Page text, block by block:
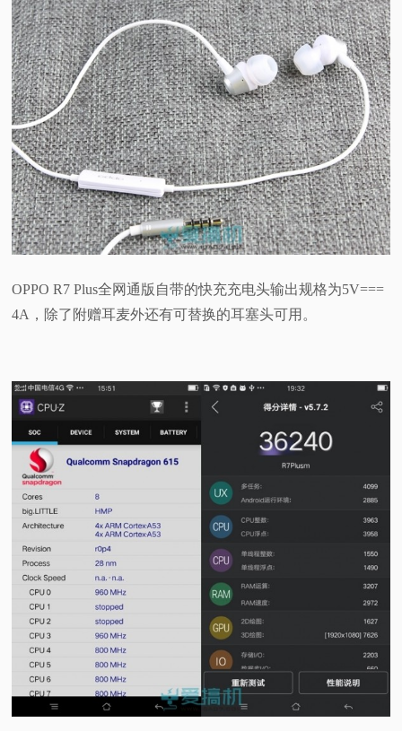
OPPO R7 Plus全网通版自带的快充充电头输出规格为5V===
4A，除了附赠耳麦外还有可替换的耳塞头可用。